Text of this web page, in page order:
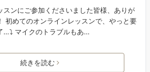
スンにご参加くださいました皆様、ありが
初めてのオンラインレッスンで、やっと要
…⤵️ マイクのトラブルもあ…
続きを読む